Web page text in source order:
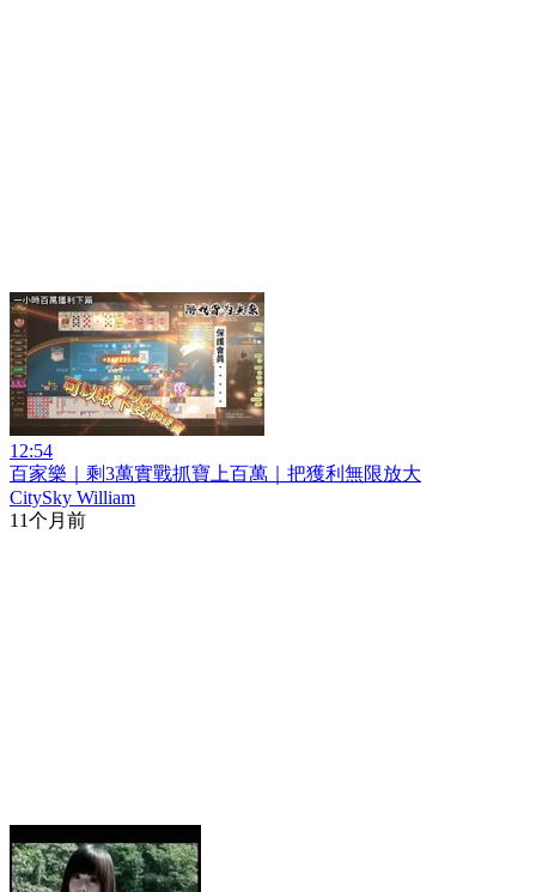
12:54
百家樂｜剩3萬實戰抓寶上百萬｜把獲利無限放大
CitySky William
11个月前